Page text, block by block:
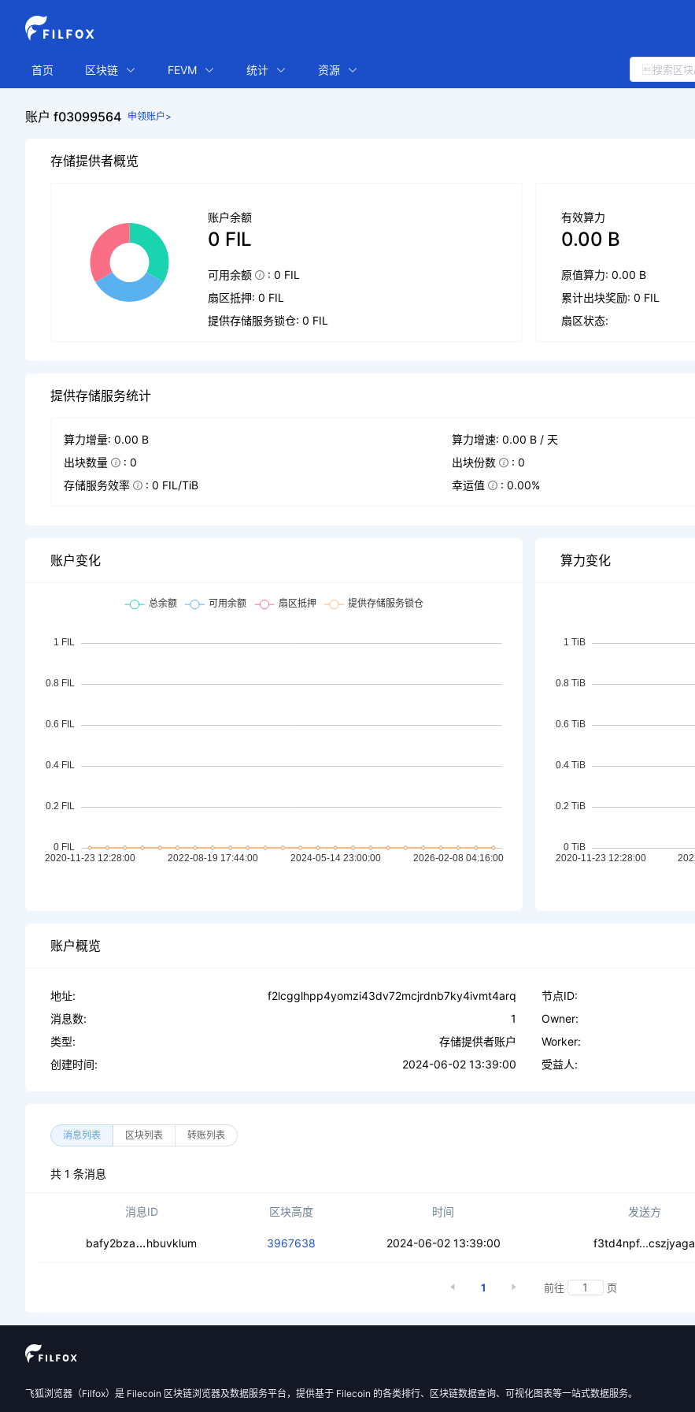
首页 区块链 FEVM 统计 资源
账户 f03099564 申领账户>
存储提供者概览
账户余额
0 FIL
可用余额
: 0 FIL
扇区抵押: 0 FIL
提供存储服务锁仓: 0 FIL
有效算力
0.00 B
原值算力: 0.00 B
累计出块奖励: 0 FIL
扇区状态:
提供存储服务统计
算力增量: 0.00 B 算力增速: 0.00 B / 天
出块数量
: 0 出块份数 : 0
存储服务效率
: 0 FIL/TiB 幸运值 : 0.00%
账户变化 算力变化
账户概览
地址:
f2lcgglhpp4yomzi43dv72mcjrdnb7ky4ivmt4arq
消息数:
1
类型:
存储提供者账户
创建时间:
2024-06-02 13:39:00
节点ID:
Owner:
Worker:
受益人:
消息列表 区块列表 转账列表
共 1 条消息
消息ID 区块高度 时间 发送方
bafy2bza ceabeezrclbc4ngvwpk6c3rclibq77zgtaabww57t3lrhm
hbuvklum 3967638 2024-06-02 13:39:00 f3td4npf...cszjyaga
1 前往 页
飞狐浏览器（Filfox）是 Filecoin 区块链浏览器及数据服务平台，提供基于 Filecoin 的各类排行、区块链数据查询、可视化图表等一站式数据服务。